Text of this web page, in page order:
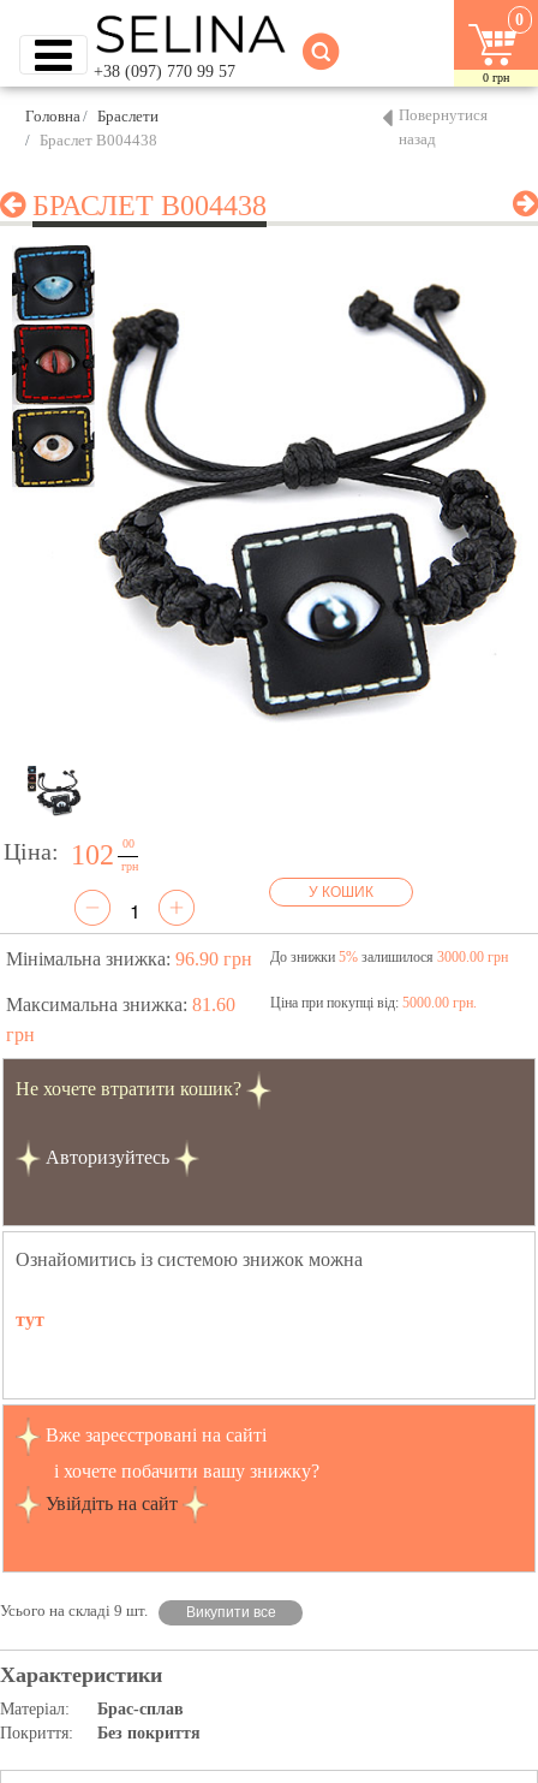
+38 (097) 770 99 57
0
0 грн
Головна
Браслети
Браслет B004438
Повернутися
назад
БРАСЛЕТ B004438
Ціна: 102
00
грн
У КОШИК
Мінімальна знижка: 96.90 грн До знижки 5%залишилося 3000.00 грн
Максимальна знижка: 81.60
грн
Ціна при покупці від: 5000.00 грн.
Не хочете втратити кошик?
Авторизуйтесь
Ознайомитись із системою знижок можна
тут
Вже зареєстровані на сайті
і хочете побачити вашу знижку?
Увійдіть на сайт
Усього на складі 9 шт. Викупити все
Характеристики
Матеріал:
Брас-сплав
Покриття:
Без покриття